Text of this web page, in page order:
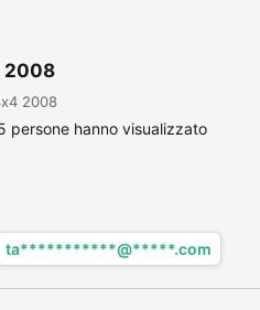
2008
2008
persone hanno visualizzato
ta***********@*****.com